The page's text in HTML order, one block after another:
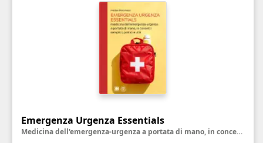
Emergenza Urgenza Essentials
Medicina dell'emergenza-urgenza a portata di mano, in concetti semplici, pratici e utili